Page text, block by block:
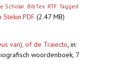
Scholar BibTex RTF Tagged
Stekin.PDF (2.47 MB)
van), of de Traiecto, in:
woordenboek, 7